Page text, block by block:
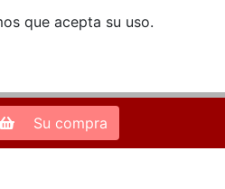
que acepta su uso.
Zona de Clientes
Su compra